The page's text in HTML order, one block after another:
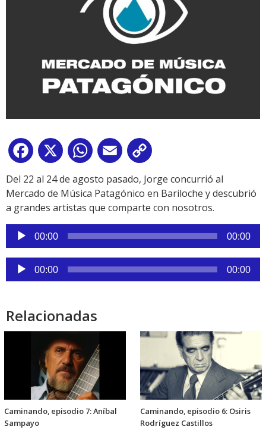
Facebook
X WhatsApp
Email
Link
Del 22 al 24 de agosto pasado, Jorge concurrió al
Mercado de Música Patagónico en Bariloche y descubrió
a grandes artistas que comparte con nosotros.
Reproductor
de
audio
00:00 00:00
Reproductor
de
00:00 00:00
Relacionadas
Caminando, episodio 7: Aníbal
Sampayo
Caminando, episodio 6: Osiris
Rodríguez Castillos